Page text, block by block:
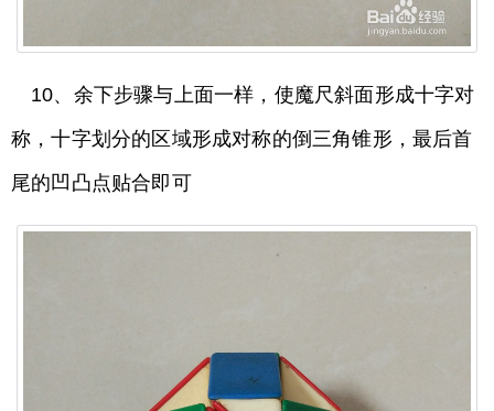
10、余下步骤与上面一样，使魔尺斜面形成十字对
称，十字划分的区域形成对称的倒三角锥形，最后首
尾的凹凸点贴合即可